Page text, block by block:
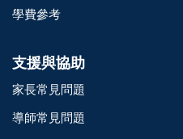
學費參考
支援與協助
家長常見問題
導師常見問題